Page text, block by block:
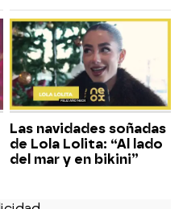
Las navidades soñadas
de Lola Lolita: “Al lado
del mar y en bikini”